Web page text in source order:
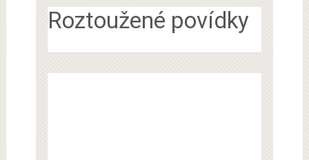
Roztoužené povídky